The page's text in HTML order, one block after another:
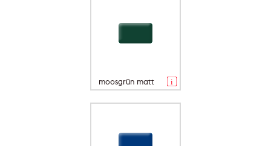
moosgrün matt